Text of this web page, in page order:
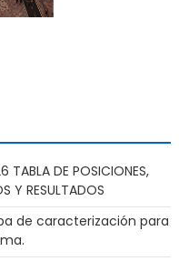
TABLA DE POSICIONES,
Y RESULTADOS
de caracterización para